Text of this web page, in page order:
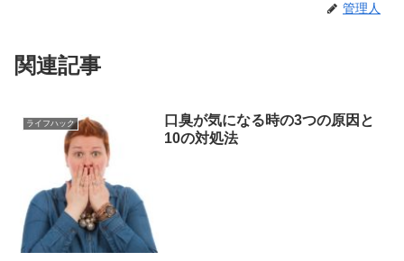
管理人
関連記事
ライフハック
口臭が気になる時の3つの原因と
10の対処法